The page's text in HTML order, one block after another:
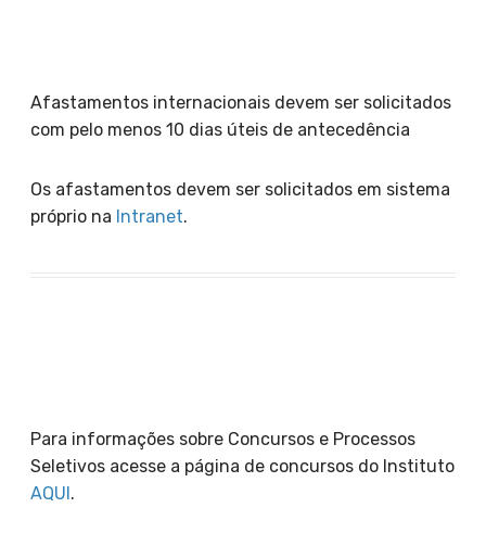
Afastamentos internacionais devem ser solicitados
com pelo menos 10 dias úteis de antecedência
Os afastamentos devem ser solicitados em sistema
próprio na Intranet.
Para informações sobre Concursos e Processos
Seletivos acesse a página de concursos do Instituto
AQUI .